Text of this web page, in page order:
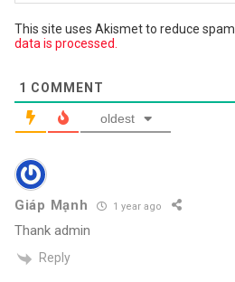
This site uses Akismet to reduce spam.
data is processed.
1 COMMENT
oldest
Giáp Mạnh 1 year ago
Thank admin
Reply